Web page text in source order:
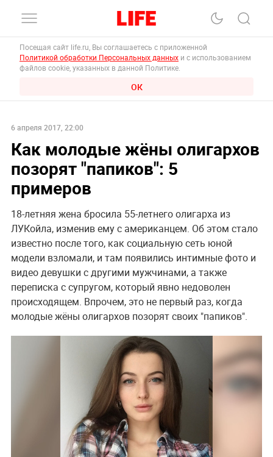
Посещая сайт life.ru, Вы соглашаетесь с приложенной
Политикой обработки Персональных данных и с использованием
файлов cookie, указанных в данной Политике.
ОК
6 апреля 2017, 22:00
Как молодые жёны олигархов
позорят "папиков": 5
примеров
18-летняя жена бросила 55-летнего олигарха из
ЛУКойла, изменив ему с американцем. Об этом стало
известно после того, как социальную сеть юной
модели взломали, и там появились интимные фото и
видео девушки с другими мужчинами, а также
переписка с супругом, который явно недоволен
происходящем. Впрочем, это не первый раз, когда
молодые жёны олигархов позорят своих "папиков".